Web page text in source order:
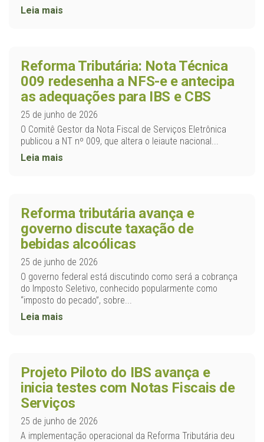
Leia mais
Reforma Tributária: Nota Técnica
009 redesenha a NFS-e e antecipa
as adequações para IBS e CBS
25 de junho de 2026
O Comitê Gestor da Nota Fiscal de Serviços Eletrônica
publicou a NT nº 009, que altera o leiaute nacional...
Leia mais
Reforma tributária avança e
governo discute taxação de
bebidas alcoólicas
25 de junho de 2026
O governo federal está discutindo como será a cobrança
do Imposto Seletivo, conhecido popularmente como
“imposto do pecado”, sobre...
Leia mais
Projeto Piloto do IBS avança e
inicia testes com Notas Fiscais de
Serviços
25 de junho de 2026
A implementação operacional da Reforma Tributária deu